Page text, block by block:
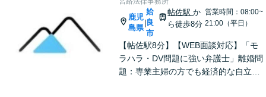
鹿児
島県
|
姶
良
市
帖佐駅か
ら徒歩8分
営業時間：08:00~
21:00（平日）
【帖佐駅8分】【WEB面談対応】「モ
ラハラ・DV問題に強い弁護士」離婚問
題：専業主婦の方でも経済的な自立に